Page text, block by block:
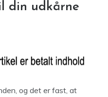
din udkårne
og det er fast, at